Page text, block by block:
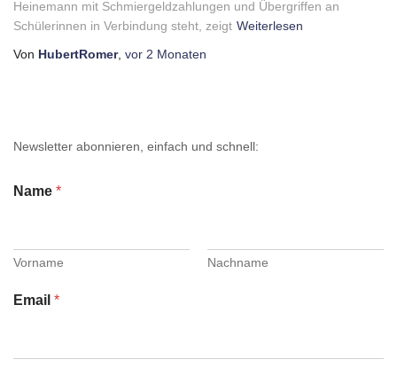
Heinemann mit Schmiergeldzahlungen und Übergriffen an
Schülerinnen in Verbindung steht, zeigt Weiterlesen
Von HubertRomer, vor 2 Monaten
Newsletter abonnieren, einfach und schnell:
Name *
Vorname Nachname
Email *